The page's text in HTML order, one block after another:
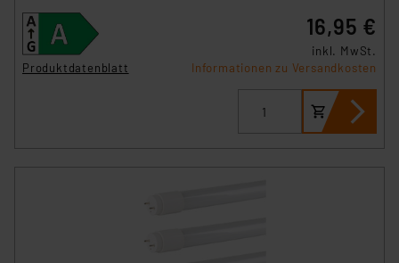
Produktdatenblatt
16,95 €
inkl. MwSt.
Informationen zu Versandkosten